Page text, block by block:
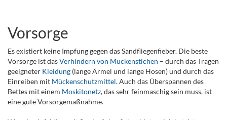
Vorsorge
Es existiert keine Impfung gegen das Sandfliegenfieber. Die beste
Vorsorge ist dasVerhindern von Mückenstichen – durch das Tragen
geeigneter Kleidung (lange Ärmel und lange Hosen) und durch das
Einreiben mit Mückenschutzmittel. Auch das Überspannen des
Bettes mit einem Moskitonetz, das sehr feinmaschig sein muss, ist
eine gute Vorsorgemaßnahme.